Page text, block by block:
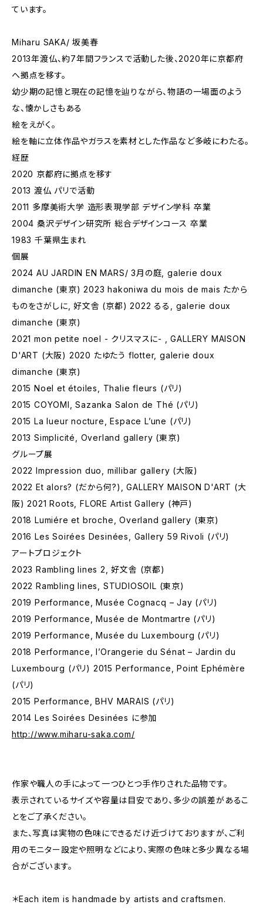
ています。
Miharu SAKA/ 坂美春
2013年渡仏、約7年間フランスで活動した後、2020年に京都府
へ拠点を移す。
幼少期の記憶と現在の記憶を辿りながら、物語の一場面のよう
な、懐かしさもある
絵をえがく。
絵を軸に立体作品やガラスを素材とした作品など多岐にわたる。
経歴
2020 京都府に拠点を移す
2013 渡仏 パリで活動
2011 多摩美術大学 造形表現学部 デザイン学科 卒業
2004 桑沢デザイン研究所 総合デザインコース 卒業
1983 千葉県生まれ
個展
2024 AU JARDIN EN MARS/ 3月の庭, galerie doux
dimanche (東京) 2023 hakoniwa du mois de mais たから
ものをさがしに, 好文舎 (京都) 2022 るる, galerie doux
dimanche (東京)
2021 mon petite noel - クリスマスに- , GALLERY MAISON
D'ART (大阪) 2020 たゆたう flotter, galerie doux
dimanche (東京)
2015 Noel et étoiles, Thalie fleurs (パリ)
2015 COYOMI, Sazanka Salon de Thé (パリ)
2015 La lueur nocture, Espace L’une (パリ)
2013 Simplicité, Overland gallery (東京)
グループ展
2022 Impression duo, millibar gallery (大阪)
2022 Et alors? (だから何?), GALLERY MAISON D'ART (大
阪) 2021 Roots, FLORE Artist Gallery (神戸)
2018 Lumiére et broche, Overland gallery (東京)
2016 Les Soirées Desinées, Gallery 59 Rivoli (パリ)
アートプロジェクト
2023 Rambling lines 2, 好文舎 (京都)
2022 Rambling lines, STUDIOSOIL (東京)
2019 Performance, Musée Cognacq – Jay (パリ)
2019 Performance, Musée de Montmartre (パリ)
2019 Performance, Musée du Luxembourg (パリ)
2018 Performance, l’Orangerie du Sénat – Jardin du
Luxembourg (パリ) 2015 Performance, Point Ephémère
(パリ)
2015 Performance, BHV MARAIS (パリ)
2014 Les Soirées Desinées に参加
http://www.miharu-saka.com/
作家や職人の手によって一つひとつ手作りされた品物です。
表示されているサイズや容量は目安であり、多少の誤差があるこ
とをご了承ください。
また、写真は実物の色味にできるだけ近づけておりますが、ご利
用のモニター設定や照明などにより、実際の色味と多少異なる場
合がございます。
＊Each item is handmade by artists and craftsmen.